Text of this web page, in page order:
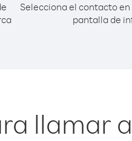
Selecciona el contacto
pantalla de
llamar